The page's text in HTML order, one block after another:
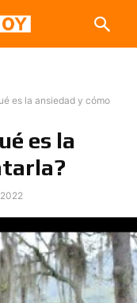
es la ansiedad y cómo
es la